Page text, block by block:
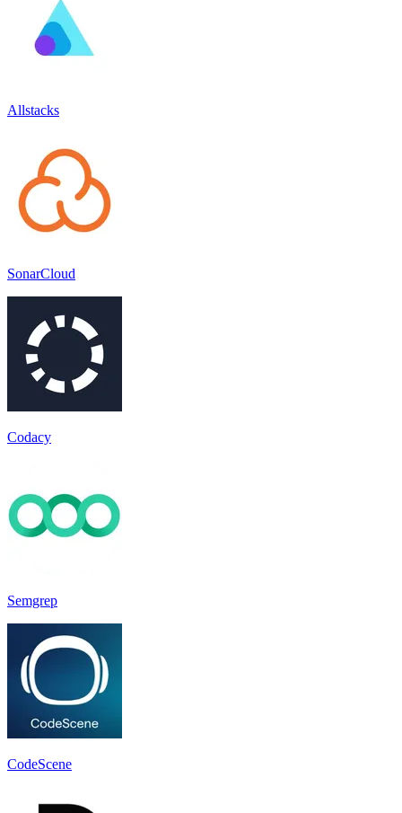
Allstacks
SonarCloud
Codacy
Semgrep
CodeScene